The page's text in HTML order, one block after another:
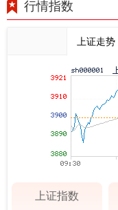
行情指数
上证走势
上证指数